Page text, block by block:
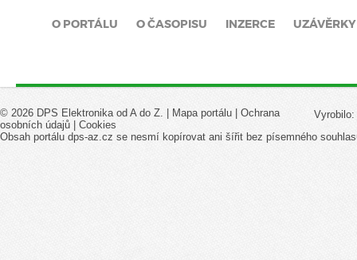
O PORTÁLU O ČASOPISU INZERCE UZÁVĚRKY
Vyrobilo:
© 2026 DPS Elektronika od A do Z. | Mapa portálu | Ochrana
osobních údajů | Cookies
Obsah portálu dps-az.cz se nesmí kopírovat ani šířit bez písemného